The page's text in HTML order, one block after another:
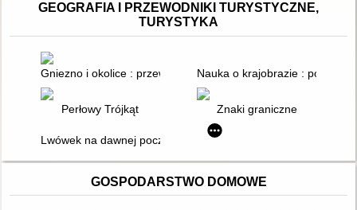
GEOGRAFIA I PRZEWODNIKI TURYSTYCZNE,
TURYSTYKA
Gniezno i okolice : przewodnik Nauka o krajobrazie :
Perłowy Trójkąt Znaki graniczne
Lwówek na dawnej pocztówce
GOSPODARSTWO DOMOWE